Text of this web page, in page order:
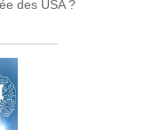
des USA ?